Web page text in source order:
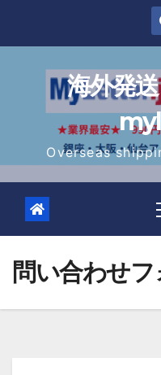
content
海外発
Overseas
問い合わせ